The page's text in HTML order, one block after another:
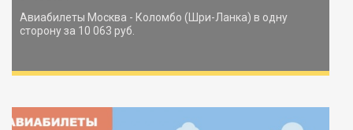
Авиабилеты Москва - Коломбо (Шри-Ланка) в одну
сторону за 10 063 руб.